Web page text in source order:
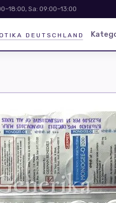
Sa: 09:00–13:00
DEUTSCHLAND